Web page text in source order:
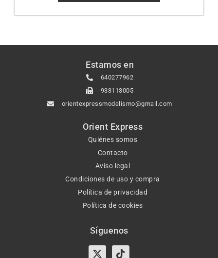
Estamos en
640277962
933113005
orientexpressmodelismo@gmail.com
Orient Express
Quiénes somos
Contacto
Aviso legal
Condiciones de uso y compra
Política de privacidad
Política de cookies
Síguenos
X-
Tiktok
InstagramFacebook